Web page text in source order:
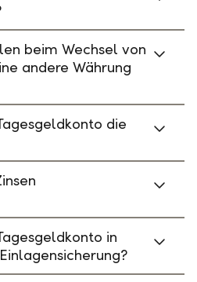
beim Wechsel von
andere Währung
die
in